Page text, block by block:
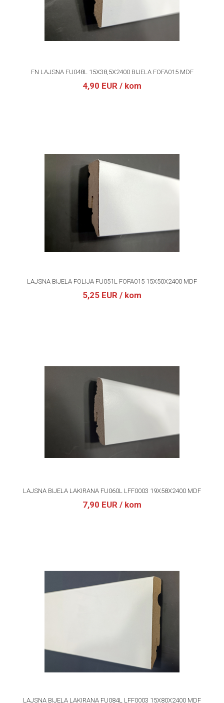
FN LAJSNA FU048L 15X38,5X2400 BIJELA FOFA015 MDF
4,90 EUR / kom
LAJSNA BIJELA FOLIJA FU051L FOFA015 15X50X2400 MDF
5,25 EUR / kom
LAJSNA BIJELA LAKIRANA FU060L LFF0003 19X58X2400 MDF
7,90 EUR / kom
LAJSNA BIJELA LAKIRANA FU084L LFF0003 15X80X2400 MDF